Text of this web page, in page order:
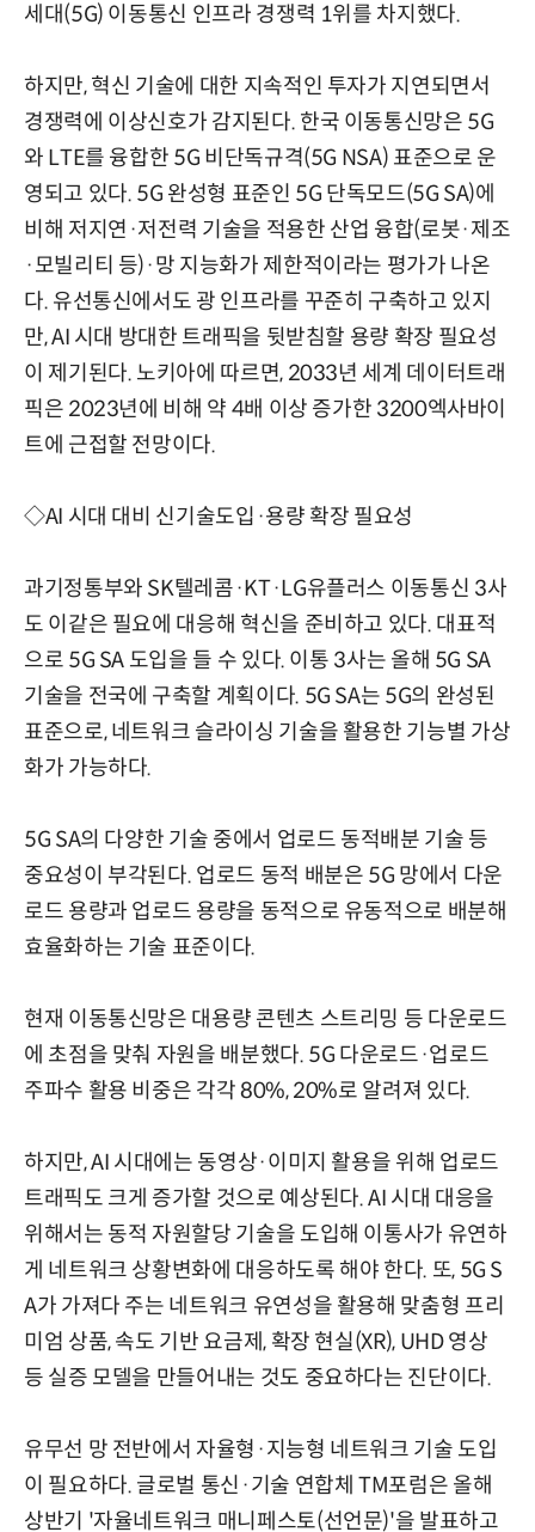
세대(5G) 이동통신 인프라 경쟁력 1위를 차지했다.
하지만, 혁신 기술에 대한 지속적인 투자가 지연되면서
경쟁력에 이상신호가 감지된다. 한국 이동통신망은 5G
와 LTE를 융합한 5G 비단독규격(5G NSA) 표준으로 운
영되고 있다. 5G 완성형 표준인 5G 단독모드(5G SA)에
비해 저지연·저전력 기술을 적용한 산업 융합(로봇·제조
·모빌리티 등)·망 지능화가 제한적이라는 평가가 나온
다. 유선통신에서도 광 인프라를 꾸준히 구축하고 있지
만, AI 시대 방대한 트래픽을 뒷받침할 용량 확장 필요성
이 제기된다. 노키아에 따르면, 2033년 세계 데이터트래
픽은 2023년에 비해 약 4배 이상 증가한 3200엑사바이
트에 근접할 전망이다.
◇AI 시대 대비 신기술도입·용량 확장 필요성
과기정통부와 SK텔레콤·KT·LG유플러스 이동통신 3사
도 이같은 필요에 대응해 혁신을 준비하고 있다. 대표적
으로 5G SA 도입을 들 수 있다. 이통 3사는 올해 5G SA
기술을 전국에 구축할 계획이다. 5G SA는 5G의 완성된
표준으로, 네트워크 슬라이싱 기술을 활용한 기능별 가상
화가 가능하다.
5G SA의 다양한 기술 중에서 업로드 동적배분 기술 등
중요성이 부각된다. 업로드 동적 배분은 5G 망에서 다운
로드 용량과 업로드 용량을 동적으로 유동적으로 배분해
효율화하는 기술 표준이다.
현재 이동통신망은 대용량 콘텐츠 스트리밍 등 다운로드
에 초점을 맞춰 자원을 배분했다. 5G 다운로드·업로드
주파수 활용 비중은 각각 80%, 20%로 알려져 있다.
하지만, AI 시대에는 동영상·이미지 활용을 위해 업로드
트래픽도 크게 증가할 것으로 예상된다. AI 시대 대응을
위해서는 동적 자원할당 기술을 도입해 이통사가 유연하
게 네트워크 상황변화에 대응하도록 해야 한다. 또, 5G S
A가 가져다 주는 네트워크 유연성을 활용해 맞춤형 프리
미엄 상품, 속도 기반 요금제, 확장 현실(XR), UHD 영상
등 실증 모델을 만들어내는 것도 중요하다는 진단이다.
유무선 망 전반에서 자율형·지능형 네트워크 기술 도입
이 필요하다. 글로벌 통신·기술 연합체 TM포럼은 올해
상반기 '자율네트워크 매니페스토(선언문)'을 발표하고